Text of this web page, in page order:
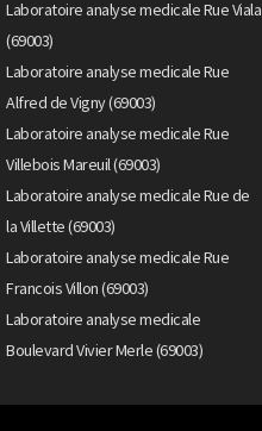
Laboratoire analyse medicale Rue Viala
(69003)
Laboratoire analyse medicale Rue
Alfred de Vigny (69003)
Laboratoire analyse medicale Rue
Villebois Mareuil (69003)
Laboratoire analyse medicale Rue de
la Villette (69003)
Laboratoire analyse medicale Rue
Francois Villon (69003)
Laboratoire analyse medicale
Boulevard Vivier Merle (69003)